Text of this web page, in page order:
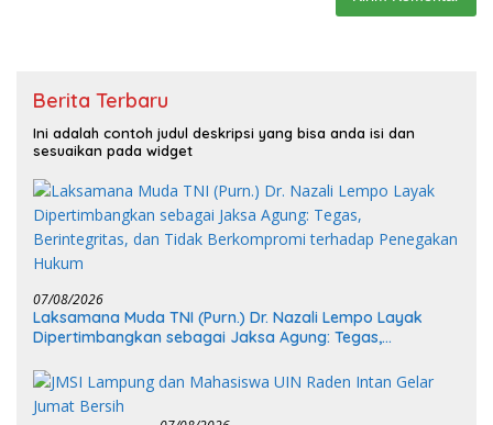
Berita Terbaru
Ini adalah contoh judul deskripsi yang bisa anda isi dan
sesuaikan pada widget
07/08/2026
Laksamana Muda TNI (Purn.) Dr. Nazali Lempo Layak
Dipertimbangkan sebagai Jaksa Agung: Tegas,
Penegakan Hukum